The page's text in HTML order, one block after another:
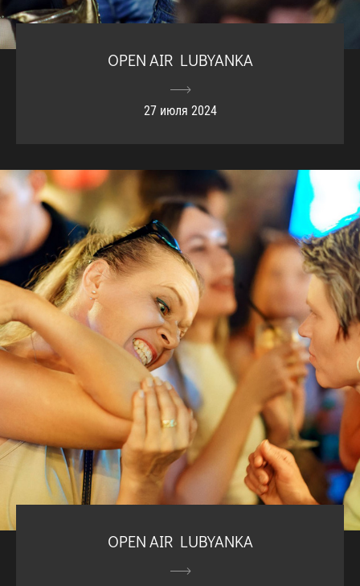
OPEN AIR LUBYANKA
27 июля 2024
OPEN AIR LUBYANKA